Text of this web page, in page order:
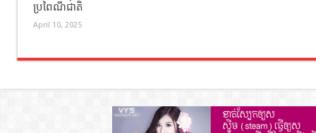
ប្រពៃណីជាតិ
April 10, 2025